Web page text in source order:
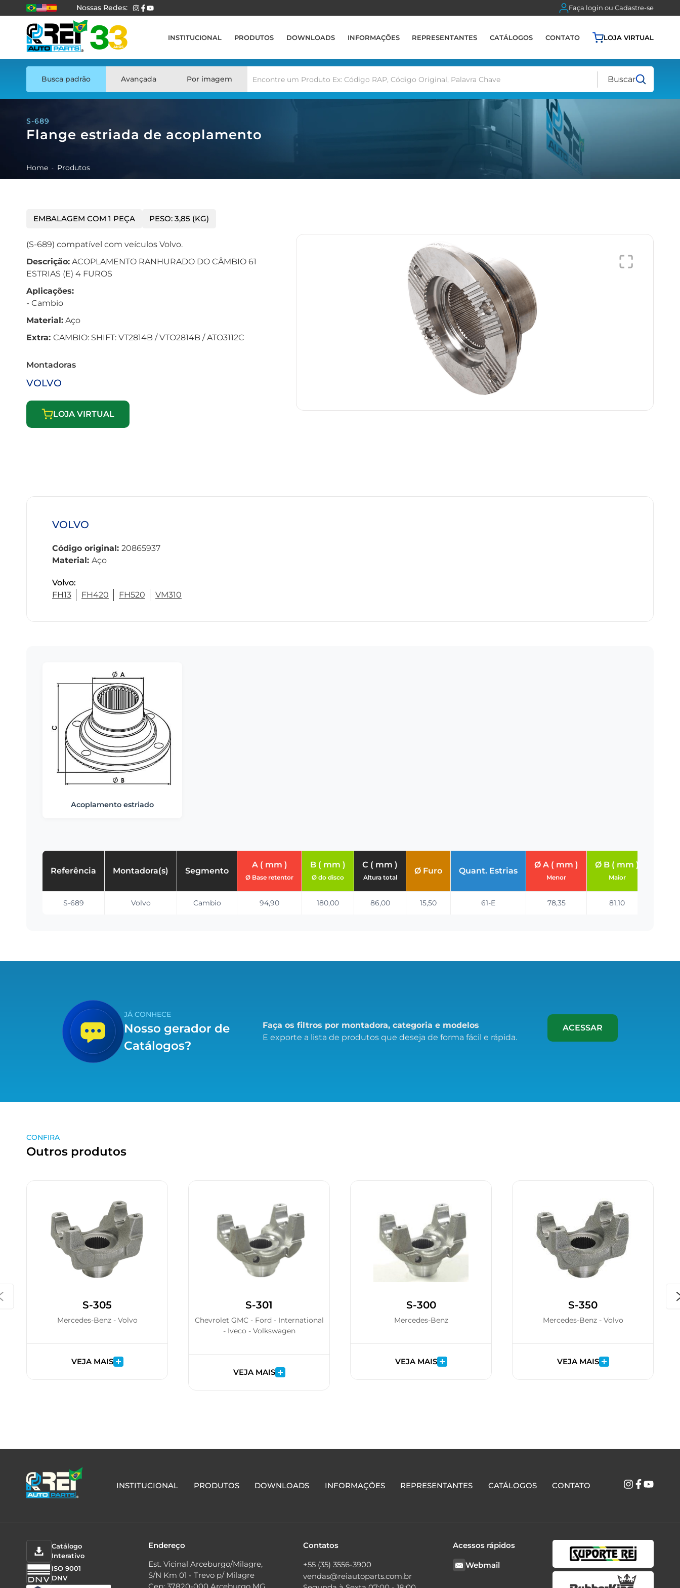
Nossas Redes: Faça login ou Cadastre-se
INSTITUCIONAL PRODUTOS DOWNLOADS INFORMAÇÕES REPRESENTANTES CATÁLOGOS CONTATO LOJA VIRTUAL
Busca padrão Avançada Por imagem Buscar
S-689
Flange estriada de acoplamento
Home Produtos
EMBALAGEM COM 1 PEÇA PESO: 3,85 (KG)
(S-689) compatível com veículos Volvo.
Descrição: ACOPLAMENTO RANHURADO DO CÂMBIO 61
ESTRIAS (E) 4 FUROS
Aplicações:
- Cambio
Material: Aço
Extra: CAMBIO: SHIFT: VT2814B / VTO2814B / ATO3112C
Montadoras
VOLVO
LOJA VIRTUAL
VOLVO
Código original: 20865937
Material: Aço
Volvo:
FH13
FH420 FH520 VM310
Acoplamento estriado
Referência Montadora(s) Segmento
A ( mm )
Ø Base retentor
B ( mm )
Ø do disco
C ( mm )
Altura total
Ø Furo Quant. Estrias
Ø A ( mm )
Menor
Ø B ( mm )
Maior
S-689 Volvo Cambio 94,90 180,00 86,00 15,50 61-E 78,35 81,10
JÁ CONHECE
Nosso gerador de
Catálogos?
Faça os filtros por montadora, categoria e modelos
E exporte a lista de produtos que deseja de forma fácil e rápida.
ACESSAR
CONFIRA
Outros produtos
S-305
Mercedes-Benz - Volvo
VEJA MAIS
S-301
Chevrolet GMC - Ford - International
- Iveco - Volkswagen
VEJA MAIS
S-300
Mercedes-Benz
VEJA MAIS
S-350
Mercedes-Benz - Volvo
VEJA MAIS
INSTITUCIONAL PRODUTOS DOWNLOADS INFORMAÇÕES REPRESENTANTES CATÁLOGOS CONTATO
Catálogo
Interativo
ISO 9001
DNV
Endereço
Est. Vicinal Arceburgo/Milagre,
S/N Km 01 - Trevo p/ Milagre
Contatos
+55 (35) 3556-3900
vendas@reiautoparts.com.br
Acessos rápidos
Webmail